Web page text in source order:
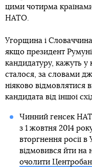
цими чотирма
НАТО.
Угорщина і
якщо президент
кандидатуру, кажуть
сталося, за словами
ніяково відмовлятися
кандидата від іншої
Чинний генсек
з 1 жовтня 2014
вторгнення росії в
відмовився йти на
очолити